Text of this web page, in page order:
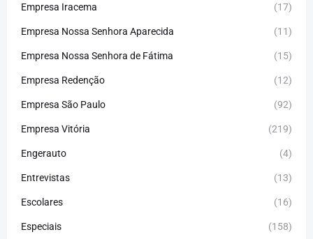
Empresa Iracema (17)
Empresa Nossa Senhora Aparecida (11)
Empresa Nossa Senhora de Fátima (15)
Empresa Redenção (12)
Empresa São Paulo (92)
Empresa Vitória (219)
Engerauto (4)
Entrevistas (13)
Escolares (16)
Especiais (158)